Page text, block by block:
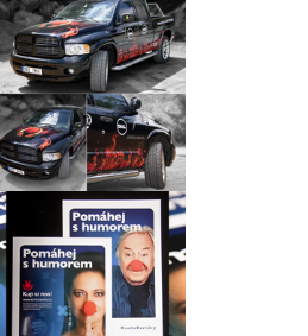
Reklamní celoplošný
polep vozu Dodge Ram
1500 pro DELL
Computer, spol. s r.o. a
Intel Czech Tradings,
Inc.
Propagační materiály
„Pomáhej (s)
humorem“ pro Konto
Bariéry